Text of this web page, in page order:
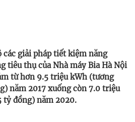
giải pháp tiết kiệm năng
tiêu thụ của Nhà máy Bia Hà Nội
từ hơn 9.5 triệu kWh (tương
năm 2017 xuống còn 7.0 triệu
tỷ đồng) năm 2020.